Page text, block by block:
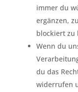
immer du
ergänzen,
blockiert zu
Wenn du
du das
widerrufen